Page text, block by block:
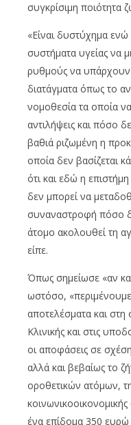
συγκρίσιμη ποιότητα
«Είναι δυστύχημα ενώ
συστήματα υγείας να
ρυθμούς να υπάρχουν
διατάγματα όπως το
νομοθεσία τα οποία
αντιλήψεις και πόσο
βαθιά ριζωμένη η
οποία δεν βασίζεται
ότι και εδώ η επιστήμη
δεν μπορεί να
συναναστροφή πόσο
άτομο ακολουθεί τη
είπε.
Όπως σημείωσε «αν
ωστόσο,
αποτελέσματα και
Κλινικής και στις
οι αποφάσεις σε
αλλά και βεβαίως το
οροθετικών ατόμων,
ένα επίδομα 350